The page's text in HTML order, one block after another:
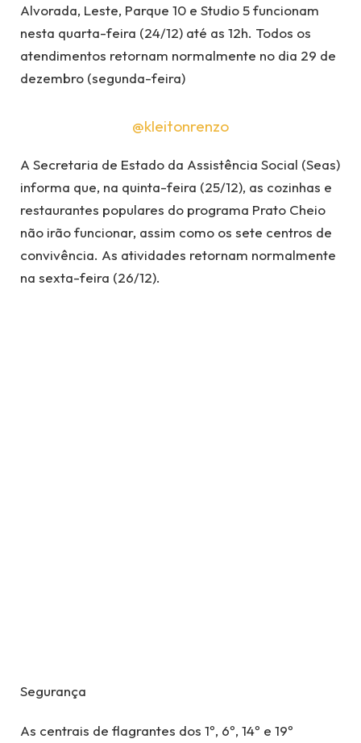
Alvorada, Leste, Parque 10 e Studio 5 funcionam
nesta quarta-feira (24/12) até as 12h. Todos os
atendimentos retornam normalmente no dia 29 de
dezembro (segunda-feira)
@kleitonrenzo
A Secretaria de Estado da Assistência Social (Seas)
informa que, na quinta-feira (25/12), as cozinhas e
restaurantes populares do programa Prato Cheio
não irão funcionar, assim como os sete centros de
convivência. As atividades retornam normalmente
na sexta-feira (26/12).
Segurança
As centrais de flagrantes dos 1º, 6º, 14º e 19º